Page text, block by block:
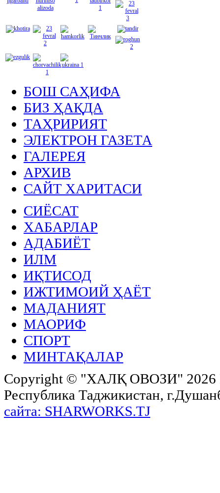
БОШ САҲИФА
БИЗ ҲАҚДА
ТАҲРИРИЯТ
ЭЛЕКТРОН ГАЗЕТА
ГАЛЕРЕЯ
АРХИВ
САЙТ ХАРИТАСИ
СИЁСАТ
ХАБАРЛАР
АДАБИЁТ
ИЛМ
ИҚТИСОД
ИЖТИМОИЙ ҲАЁТ
МАДАНИЯТ
МАОРИФ
СПОРТ
МИНТАҚАЛАР
Copyright © "ХАЛҚ ОВОЗИ"
Республика Таджикистан,
сайта: SHARWORKS.TJ